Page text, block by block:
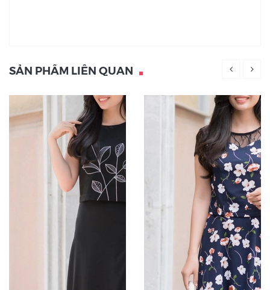
SẢN PHẨM LIÊN QUAN